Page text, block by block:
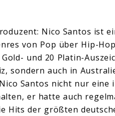
Nico Santos ist
von Pop über Hip-
und 20 Platin-
sondern auch in
Santos nicht nur eine
er hatte auch
Hits der größten